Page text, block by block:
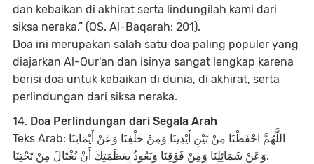
dan kebaikan di akhirat serta lindungilah kami dari
siksa neraka.” (QS. Al-Baqarah: 201).
Doa ini merupakan salah satu doa paling populer yang
diajarkan Al-Qur'an dan isinya sangat lengkap karena
berisi doa untuk kebaikan di dunia, di akhirat, serta
perlindungan dari siksa neraka.
14. Doa Perlindungan dari Segala Arah
Teks Arab: اللَّهُمَّ احْفَظْنَا مِنْ بَيْنِ أَيْدِينَا وَمِنْ خَلْفِنَا وَعَنْ أَيْمَانِنَا
وَعَنْ شَمَائِلِنَا وَمِنْ فَوْقِنَا وَنَعُوذُ بِعَظَمَتِكَ أَنْ نُغْتَالَ مِنْ تَحْتِنَا.